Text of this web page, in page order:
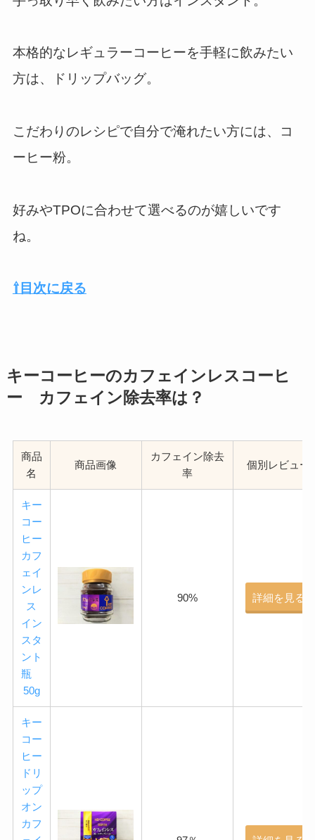
本格的なレギュラーコーヒーを手軽に飲みたい
方は、ドリップバッグ。
こだわりのレシピで自分で淹れたい方には、コ
ーヒー粉。
好みやTPOに合わせて選べるのが嬉しいです
ね。
⇧目次に戻る
キーコーヒーのカフェインレスコーヒ
ー カフェイン除去率は？
商品
名
商品画像
カフェイン除去
率
個別レビュー
キー
コー
ヒー
カフ
ェイ
ンレ
ス
イン
スタ
ント
瓶
50g
90% 詳細を見る
キー
コー
ヒー
ドリ
ップ
オン
カフ